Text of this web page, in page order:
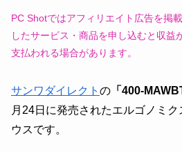
PC Shotではアフィリエイト広告を掲
したサービス・商品を申し込むと収益
支払われる場合があります。
サンワダイレクト の 「400-
月24日に発売されたエルゴノミ
ウスです。